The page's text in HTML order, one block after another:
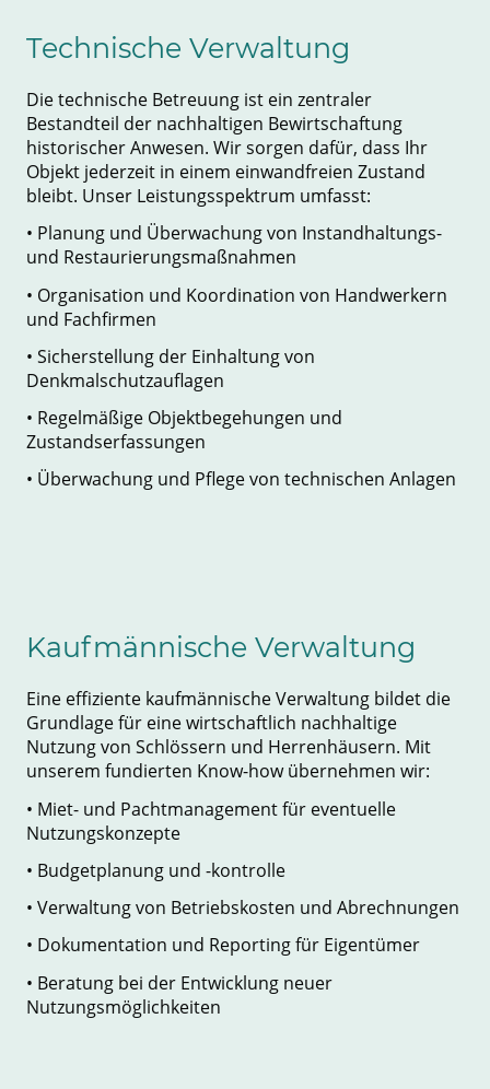
Technische Verwaltung
Die technische Betreuung ist ein zentraler
Bestandteil der nachhaltigen Bewirtschaftung
historischer Anwesen. Wir sorgen dafür, dass Ihr
Objekt jederzeit in einem einwandfreien Zustand
bleibt. Unser Leistungsspektrum umfasst:
• Planung und Überwachung von Instandhaltungs-
und Restaurierungsmaßnahmen
• Organisation und Koordination von Handwerkern
und Fachfirmen
• Sicherstellung der Einhaltung von
Denkmalschutzauflagen
• Regelmäßige Objektbegehungen und
Zustandserfassungen
• Überwachung und Pflege von technischen Anlagen
Kaufmännische Verwaltung
Eine effiziente kaufmännische Verwaltung bildet die
Grundlage für eine wirtschaftlich nachhaltige
Nutzung von Schlössern und Herrenhäusern. Mit
unserem fundierten Know-how übernehmen wir:
• Miet- und Pachtmanagement für eventuelle
Nutzungskonzepte
• Budgetplanung und -kontrolle
• Verwaltung von Betriebskosten und Abrechnungen
• Dokumentation und Reporting für Eigentümer
• Beratung bei der Entwicklung neuer
Nutzungsmöglichkeiten